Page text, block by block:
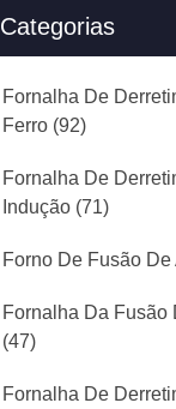
Categorias
Fornalha De
Ferro (92)
Fornalha De
Indução (71)
Forno De Fusão De
Fornalha Da Fusão
(47)
Fornalha De